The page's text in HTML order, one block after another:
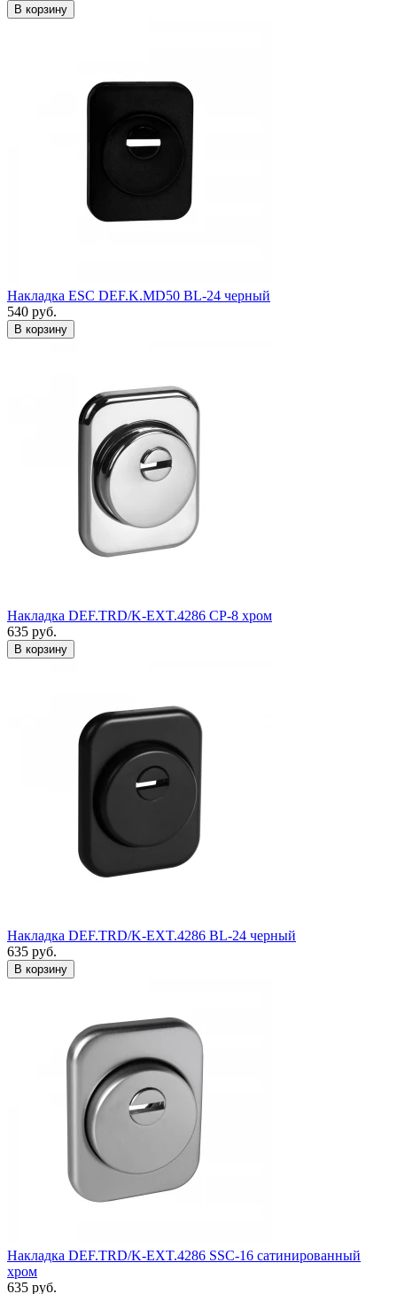
Накладка ESC DEF.K.MD50 BL-24 черный
540 руб.
Накладка DEF.TRD/K-EXT.4286 CP-8 хром
635 руб.
Накладка DEF.TRD/K-EXT.4286 BL-24 черный
635 руб.
Накладка DEF.TRD/K-EXT.4286 SSC-16 сатинированный
хром
635 руб.